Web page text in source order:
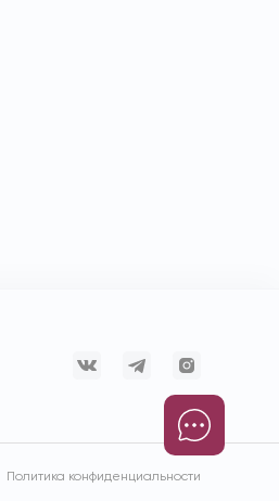
Политика конфиденциальности